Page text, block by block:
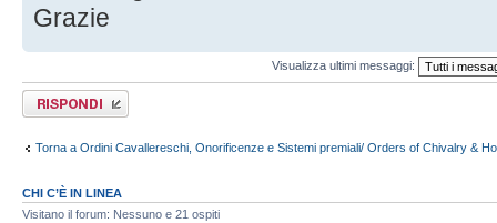
Grazie
Visualizza ultimi messaggi:
Rispondi al
messaggio
Torna a Ordini Cavallereschi, Onorificenze e Sistemi premiali/ Orders of Chivalry &
CHI C’È IN LINEA
Visitano il forum: Nessuno e 21 ospiti